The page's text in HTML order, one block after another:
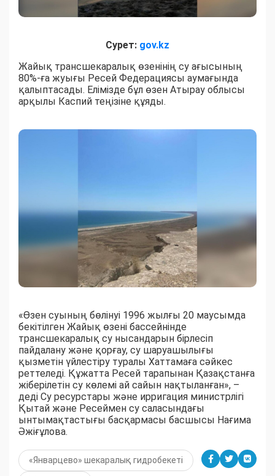
Сурет: gov.kz
Жайық трансшекаралық өзенінің су ағысының
80%-ға жуығы Ресей Федерациясы аумағында
қалыптасады. Елімізде бұл өзен Атырау облысы
арқылы Каспий теңізіне құяды.
«Өзен суының бөлінуі 1996 жылғы 20 маусымда
бекітілген Жайық өзені бассейнінде
трансшекаралық су нысандарын бірлесіп
пайдалану және қорғау, су шаруашылығы
қызметін үйлестіру туралы Хаттамаға сәйкес
реттеледі. Құжатта Ресей тарапынан Қазақстанға
жіберілетін су көлемі ай сайын нақтыланған», –
деді Су ресурстары және ирригация министрлігі
Қытай және Ресеймен су саласындағы
ынтымақтастығы басқармасы басшысы Нағима
Әжіғұлова.
«Январцево» шекаралық гидробекеті